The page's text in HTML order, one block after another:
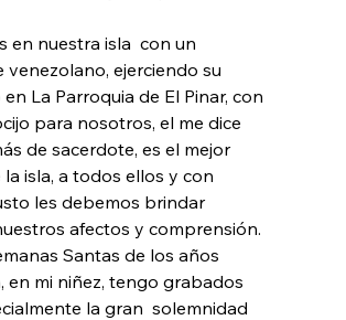
en nuestra isla  con un
venezolano, ejerciendo su
La Parroquia de El Pinar, con
para nosotros, el me dice
de sacerdote, es el mejor
la isla, a todos ellos y con
les debemos brindar
afectos y comprensión.
Santas de los años
en mi niñez, tengo grabados
la gran  solemnidad